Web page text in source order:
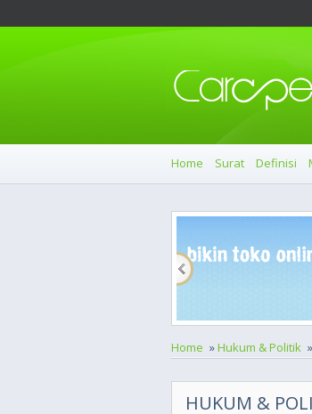
Home Surat Definisi
Home »Hukum & Politik
HUKUM &